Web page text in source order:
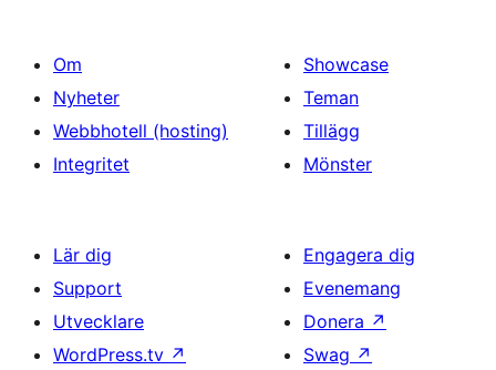
Om
Nyheter
Webbhotell (hosting)
Integritet
Showcase
Teman
Tillägg
Mönster
Lär dig
Support
Utvecklare
WordPress.tv ↗
Engagera dig
Evenemang
Donera ↗
Swag ↗